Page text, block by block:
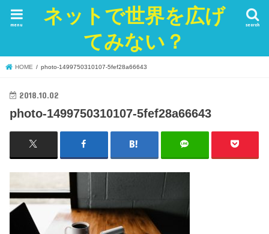
ネットで世界を広げ
てみない？
search
menu
HOME photo-1499750310107-5fef28a66643
2018.10.02
photo-1499750310107-5fef28a66643